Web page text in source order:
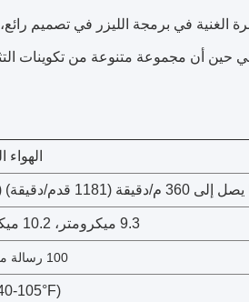
الغنية في برمجة الليزر في تصميم
حين أن مجموعة متنوعة من تكوينات
دقيقة (1181 قدم/دقيقة) (حد أقصى لسرعة الخط يعتمد على التطبيق)
9.3 ميكرومتر، 10.2 ميكرومتر، 10.6 ميكرومتر
100 رسالة معقدة أو أكثر
105°F)